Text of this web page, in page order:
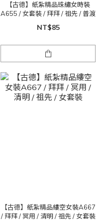
【古德】紙紮精品珠繡女時裝
A655 / 女套裝 / 拜拜 / 祖先 / 普渡
NT$85
【古德】紙紮精品縷空女裝A667
/ 拜拜 / 冥用 / 清明 / 祖先 / 女套裝